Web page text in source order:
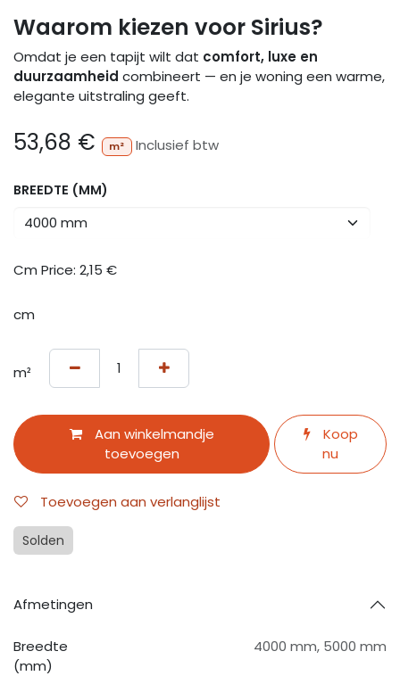
Waarom kiezen voor Sirius?
Omdat je een tapijt wilt dat comfort, luxe en
duurzaamheid combineert — en je woning een warme,
elegante uitstraling geeft.
53,68 € m² Inclusief btw
BREEDTE (MM)
Cm Price: 2,15 €
cm
m²
Aan winkelmandje
toevoegen
Koop
nu
Toevoegen aan verlanglijst
Solden
Afmetingen
Breedte
(mm)
4000 mm, 5000 mm